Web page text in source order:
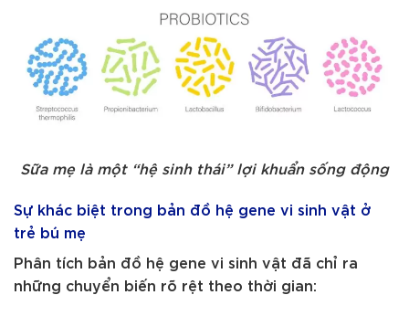
Sữa mẹ là một “hệ sinh thái” lợi khuẩn sống động
Sự khác biệt trong bản đồ hệ gene vi sinh vật ở
trẻ bú mẹ
Phân tích bản đồ hệ gene vi sinh vật đã chỉ ra
những chuyển biến rõ rệt theo thời gian: